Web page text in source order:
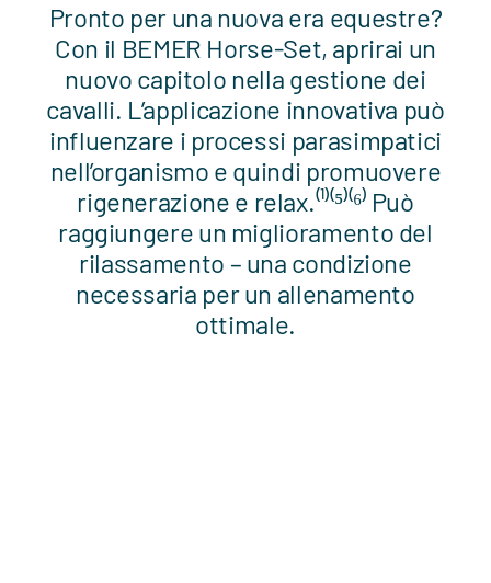
Pronto per una nuova era equestre?
Con il BEMER Horse-Set, aprirai un
nuovo capitolo nella gestione dei
cavalli. L’applicazione innovativa può
influenzare i processi parasimpatici
nell’organismo e quindi promuovere
rigenerazione e relax.⁽¹⁾⁽⁵⁾⁽⁶⁾ Può
raggiungere un miglioramento del
rilassamento – una condizione
necessaria per un allenamento
ottimale.